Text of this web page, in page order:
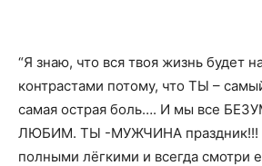
“Я знаю, что вся твоя жизнь будет
контрастами потому, что ТЫ –
самая острая боль…. И мы все
ЛЮБИМ. ТЫ -МУЖЧИНА праздник!!!
полными лёгкими и всегда смотри